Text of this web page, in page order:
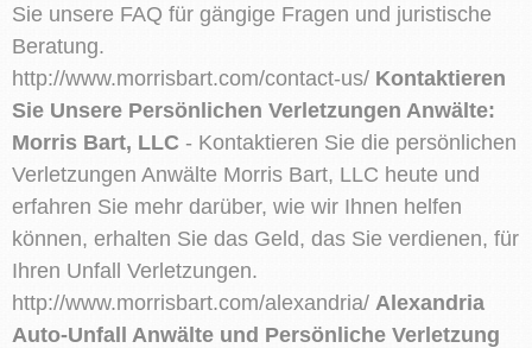
Sie unsere FAQ für gängige Fragen und juristische
Beratung.
http://www.morrisbart.com/contact-us/ Kontaktieren
Sie Unsere Persönlichen Verletzungen Anwälte:
Morris Bart, LLC - Kontaktieren Sie die persönlichen
Verletzungen Anwälte Morris Bart, LLC heute und
erfahren Sie mehr darüber, wie wir Ihnen helfen
können, erhalten Sie das Geld, das Sie verdienen, für
Ihren Unfall Verletzungen.
http://www.morrisbart.com/alexandria/ Alexandria
Auto-Unfall Anwälte und Persönliche Verletzung